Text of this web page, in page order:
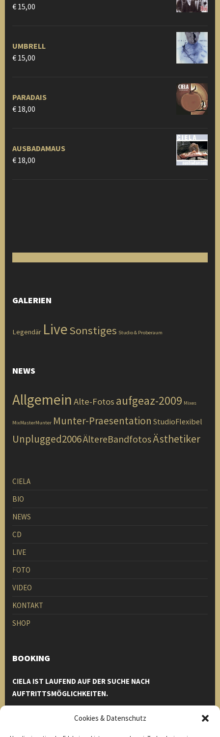
Cookies & Datenschutz
€ 15,00
UMBRELL
€ 15,00
PARADAIS
€ 18,00
AUSBADAMAUS
€ 18,00
GALERIEN
Legendär LiveSonstiges Studio & Proberaum
NEWS
Allgemein Alte-Fotos aufgeaz-2009 Mixes
MixMasterMunter Munter-Praesentation StudioFlexibel
Unplugged2006ÄltereBandfotosÄsthetiker
CIELA
BIO
NEWS
CD
LIVE
FOTO
VIDEO
KONTAKT
SHOP
BOOKING
CIELA IST LAUFEND AUF DER SUCHE NACH
AUFTRITTSMÖGLICHKEITEN.
Einfach bei uns melden und wir helfen euch euren Event zu